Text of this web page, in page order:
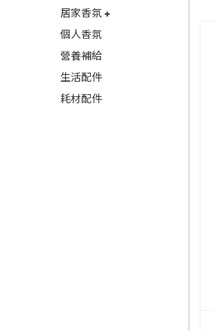
居家香氛
個人香氛
營養補給
生活配件
耗材配件